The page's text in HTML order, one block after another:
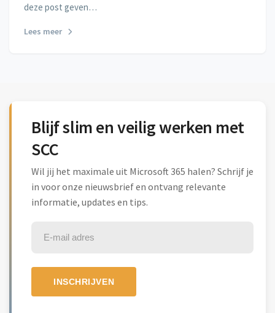
deze post geven…
Lees meer
Blijf slim en veilig werken met
SCC
Wil jij het maximale uit Microsoft 365 halen? Schrijf je
in voor onze nieuwsbrief en ontvang relevante
informatie, updates en tips.